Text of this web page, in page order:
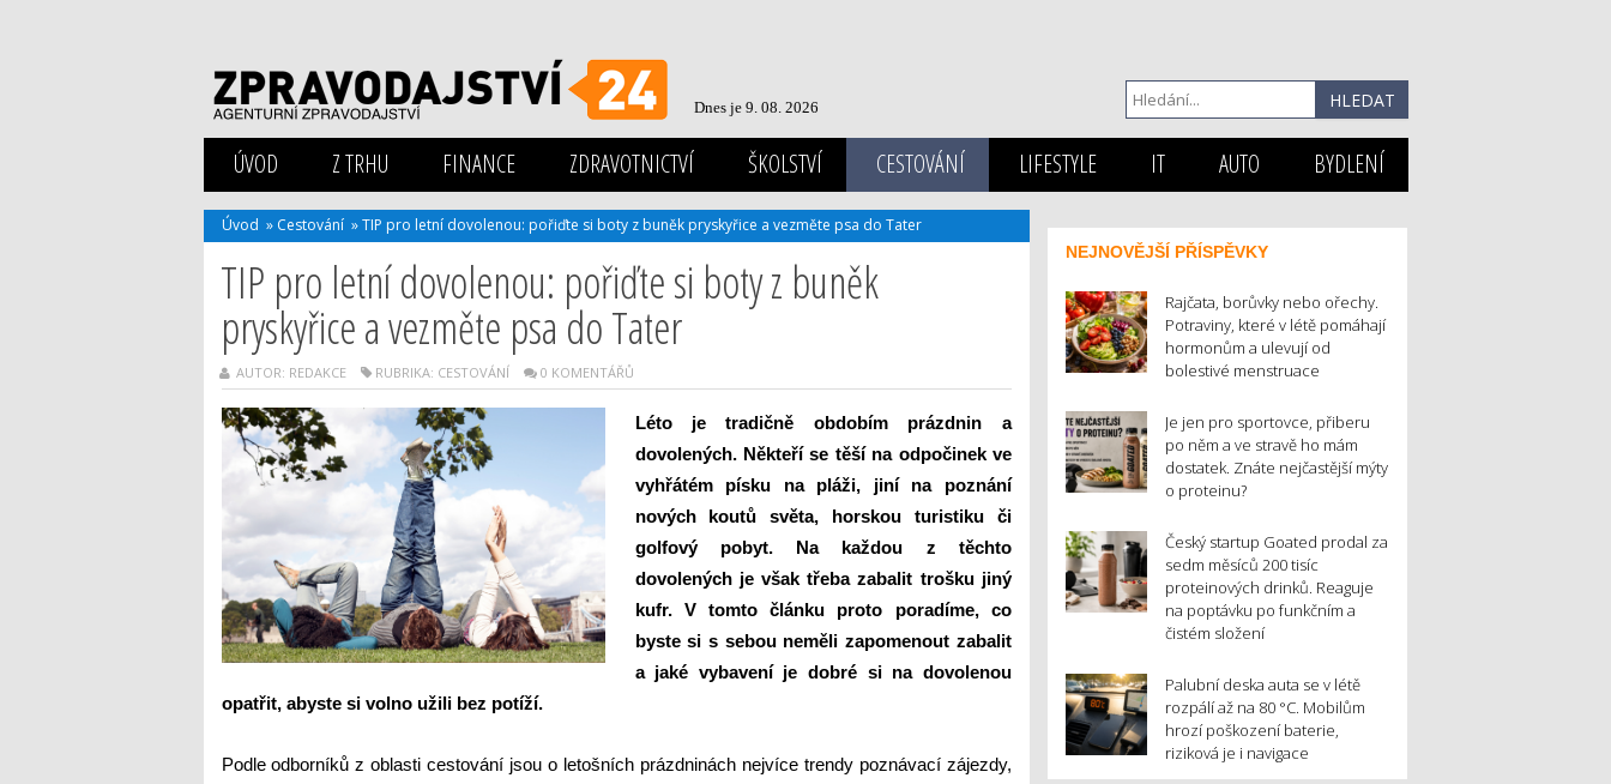
Dnes je 9. 08. 2026
ÚVOD Z TRHU FINANCE ZDRAVOTNICTVÍ ŠKOLSTVÍ CESTOVÁNÍ LIFESTYLE IT AUTO BYDLENÍ
Úvod » Cestování »TIP pro letní dovolenou: pořiďte si boty z buněk pryskyřice a vezměte psa do Tater
TIP pro letní dovolenou: pořiďte si boty z buněk
pryskyřice a vezměte psa do Tater
AUTOR: REDAKCE RUBRIKA: CESTOVÁNÍ 0 KOMENTÁŘŮ
Léto je tradičně obdobím prázdnin a
dovolených. Někteří se těší na odpočinek ve
vyhřátém písku na pláži, jiní na poznání
nových koutů světa, horskou turistiku či
golfový pobyt. Na každou z těchto
dovolených je však třeba zabalit trošku jiný
kufr. V tomto článku proto poradíme, co
byste si s sebou neměli zapomenout zabalit
a jaké vybavení je dobré si na dovolenou
opatřit, abyste si volno užili bez potíží.
Podle odborníků z oblasti cestování jsou o letošních prázdninách nejvíce trendy poznávací zájezdy,
NEJNOVĚJŠÍ PŘÍSPĚVKY
Rajčata, borůvky nebo ořechy.
Potraviny, které v létě pomáhají
hormonům a ulevují od
bolestivé menstruace
Je jen pro sportovce, přiberu
po něm a ve stravě ho mám
dostatek. Znáte nejčastější mýty
o proteinu?
Český startup Goated prodal za
sedm měsíců 200 tisíc
proteinových drinků. Reaguje
na poptávku po funkčním a
čistém složení
Palubní deska auta se v létě
rozpálí až na 80 °C. Mobilům
hrozí poškození baterie,
riziková je i navigace